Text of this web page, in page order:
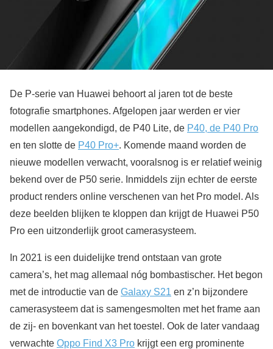
De P-serie van Huawei behoort al jaren tot de beste
fotografie smartphones. Afgelopen jaar werden er vier
modellen aangekondigd, de P40 Lite, de P40, de P40 Pro
en ten slotte de P40 Pro+. Komende maand worden de
nieuwe modellen verwacht, vooralsnog is er relatief weinig
bekend over de P50 serie. Inmiddels zijn echter de eerste
product renders online verschenen van het Pro model. Als
deze beelden blijken te kloppen dan krijgt de Huawei P50
Pro een uitzonderlijk groot camerasysteem.
In 2021 is een duidelijke trend ontstaan van grote
camera’s, het mag allemaal nóg bombastischer. Het begon
met de introductie van de Galaxy S21 en z’n bijzondere
camerasysteem dat is samengesmolten met het frame aan
de zij- en bovenkant van het toestel. Ook de later vandaag
verwachte Oppo Find X3 Pro krijgt een erg prominente